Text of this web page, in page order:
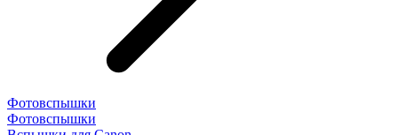
Фотовспышки
Фотовспышки